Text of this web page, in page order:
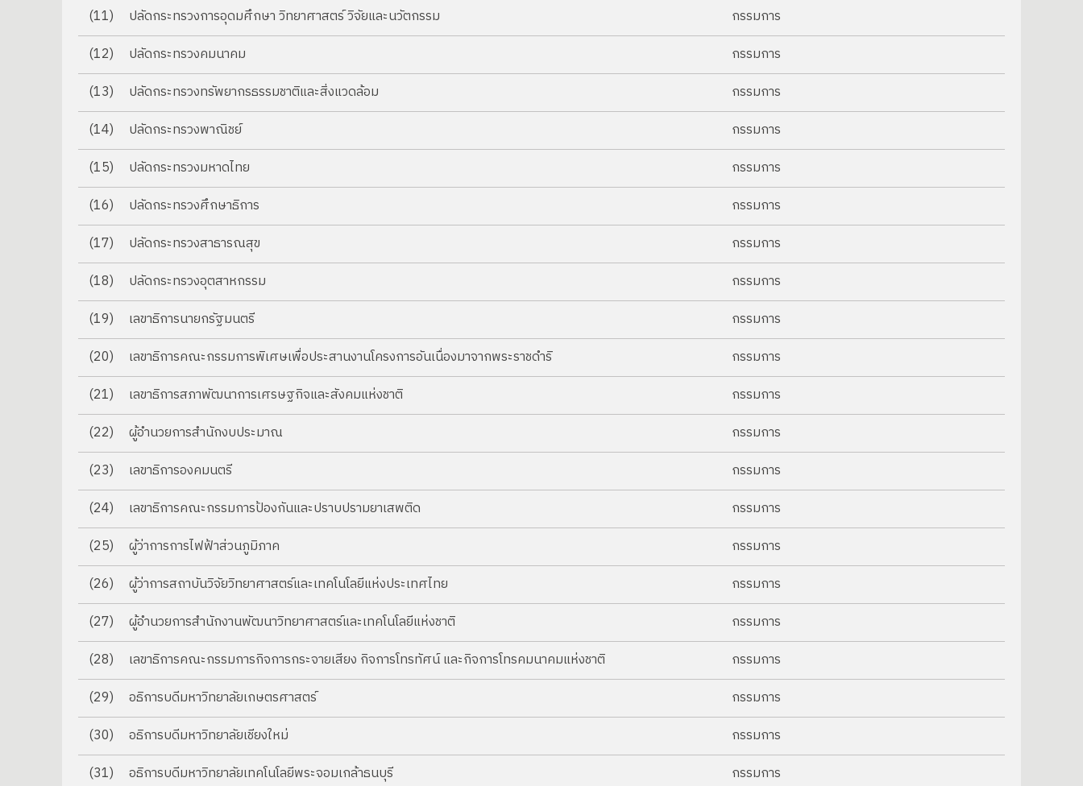
(11)
ปลัดกระทรวงการอุดมศึกษา วิทยาศาสตร์ วิจัยและนวัตกรรม
กรรมการ
(12)
ปลัดกระทรวงคมนาคม
กรรมการ
(13)
ปลัดกระทรวงทรัพยากรธรรมชาติและสิ่งแวดล้อม
กรรมการ
(14)
ปลัดกระทรวงพาณิชย์
กรรมการ
(15)
ปลัดกระทรวงมหาดไทย
กรรมการ
(16)
ปลัดกระทรวงศึกษาธิการ
กรรมการ
(17)
ปลัดกระทรวงสาธารณสุข
กรรมการ
(18)
ปลัดกระทรวงอุตสาหกรรม
กรรมการ
(19)
เลขาธิการนายกรัฐมนตรี
กรรมการ
(20)
เลขาธิการคณะกรรมการพิเศษเพื่อประสานงานโครงการอันเนื่องมาจากพระราชดำริ
กรรมการ
(21)
เลขาธิการสภาพัฒนาการเศรษฐกิจและสังคมแห่งชาติ
กรรมการ
(22)
ผู้อำนวยการสำนักงบประมาณ
กรรมการ
(23)
เลขาธิการองคมนตรี
กรรมการ
(24)
เลขาธิการคณะกรรมการป้องกันและปราบปรามยาเสพติด
กรรมการ
(25)
ผู้ว่าการการไฟฟ้าส่วนภูมิภาค
กรรมการ
(26)
ผู้ว่าการสถาบันวิจัยวิทยาศาสตร์และเทคโนโลยีแห่งประเทศไทย
กรรมการ
(27)
ผู้อำนวยการสำนักงานพัฒนาวิทยาศาสตร์และเทคโนโลยีแห่งชาติ
กรรมการ
(28)
เลขาธิการคณะกรรมการกิจการกระจายเสียง กิจการโทรทัศน์ และกิจการโทรคมนาคมแห่งชาติ
กรรมการ
(29)
อธิการบดีมหาวิทยาลัยเกษตรศาสตร์
กรรมการ
(30)
อธิการบดีมหาวิทยาลัยเชียงใหม่
กรรมการ
(31)
อธิการบดีมหาวิทยาลัยเทคโนโลยีพระจอมเกล้าธนบุรี
กรรมการ